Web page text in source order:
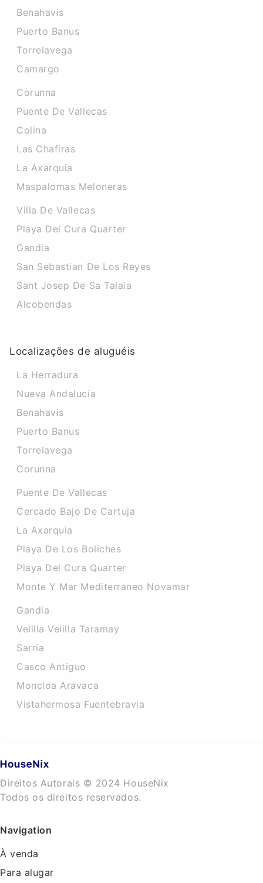
Benahavis
Puerto Banus
Torrelavega
Camargo
Corunna
Puente De Vallecas
Colina
Las Chafiras
La Axarquia
Maspalomas Meloneras
Villa De Vallecas
Playa Del Cura Quarter
Gandia
San Sebastian De Los Reyes
Sant Josep De Sa Talaia
Alcobendas
Localizações de aluguéis
La Herradura
Nueva Andalucia
Benahavis
Puerto Banus
Torrelavega
Corunna
Puente De Vallecas
Cercado Bajo De Cartuja
La Axarquia
Playa De Los Boliches
Playa Del Cura Quarter
Monte Y Mar Mediterraneo Novamar
Gandia
Velilla Velilla Taramay
Sarria
Casco Antiguo
Moncloa Aravaca
Vistahermosa Fuentebravia
Direitos Autorais © 2024 HouseNix
Todos os direitos reservados.
Navigation
À venda
Para alugar